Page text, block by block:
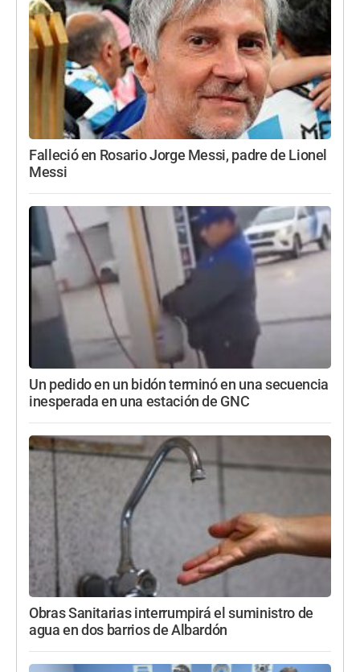
Falleció en Rosario Jorge Messi, padre de Lionel
Messi
Un pedido en un bidón terminó en una secuencia
inesperada en una estación de GNC
Obras Sanitarias interrumpirá el suministro de
agua en dos barrios de Albardón